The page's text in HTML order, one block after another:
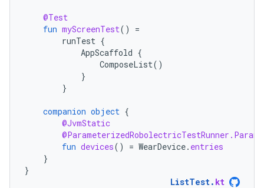
@Test
fun myScreenTest()
=
runTest {
AppScaffold {
ComposeList()
}
}
companion object {
@JvmStatic
fun devices() = WearDevice. entries
}
}
ListTest. kt